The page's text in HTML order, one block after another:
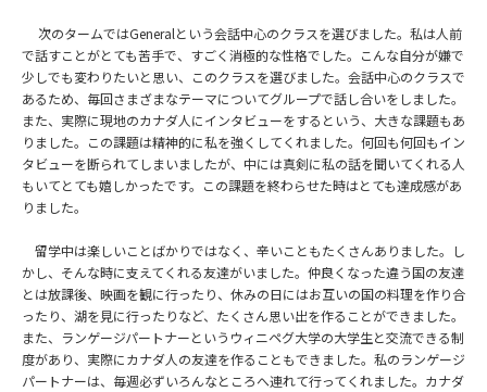
次のタームではGeneralという会話中心のクラスを選びました。私は人前
で話すことがとても苦手で、すごく消極的な性格でした。こんな自分が嫌で
少しでも変わりたいと思い、このクラスを選びました。会話中心のクラスで
あるため、毎回さまざまなテーマについてグループで話し合いをしました。
また、実際に現地のカナダ人にインタビューをするという、大きな課題もあ
りました。この課題は精神的に私を強くしてくれました。何回も何回もイン
タビューを断られてしまいましたが、中には真剣に私の話を聞いてくれる人
もいてとても嬉しかったです。この課題を終わらせた時はとても達成感があ
りました。
留学中は楽しいことばかりではなく、辛いこともたくさんありました。し
かし、そんな時に支えてくれる友達がいました。仲良くなった違う国の友達
とは放課後、映画を観に行ったり、休みの日にはお互いの国の料理を作り合
ったり、湖を見に行ったりなど、たくさん思い出を作ることができました。
また、ランゲージパートナーというウィニペグ大学の大学生と交流できる制
度があり、実際にカナダ人の友達を作ることもできました。私のランゲージ
パートナーは、毎週必ずいろんなところへ連れて行ってくれました。カナダ